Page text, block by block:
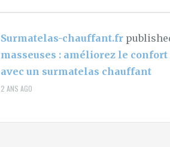
Surmatelas-chauffant.fr
masseuses : améliorez le
avec un surmatelas chauffant
2 ANS AGO